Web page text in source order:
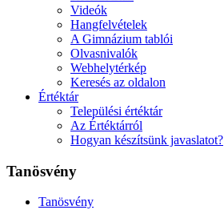
Videók
Hangfelvételek
A Gimnázium tablói
Olvasnivalók
Webhelytérkép
Keresés az oldalon
Értéktár
Települési értéktár
Az Értéktárról
Hogyan készítsünk javaslatot?
Tanösvény
Tanösvény